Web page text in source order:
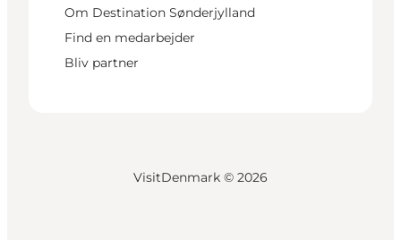
Om Destination Sønderjylland
Find en medarbejder
Bliv partner
VisitDenmark © 2026